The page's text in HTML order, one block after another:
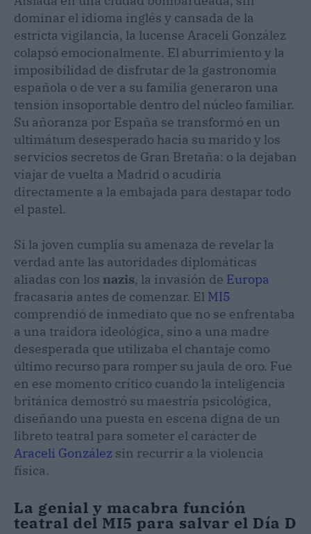
dominar el idioma inglés y cansada de la
estricta vigilancia, la lucense Araceli González
colapsó emocionalmente. El aburrimiento y la
imposibilidad de disfrutar de la gastronomía
española o de ver a su familia generaron una
tensión insoportable dentro del núcleo familiar.
Su añoranza por España se transformó en un
ultimátum desesperado hacia su marido y los
servicios secretos de Gran Bretaña: o la dejaban
viajar de vuelta a Madrid o acudiría
directamente a la embajada para destapar todo
el pastel.
Si la joven cumplía su amenaza de revelar la
verdad ante las autoridades diplomáticas
aliadas con los nazis, la invasión de Europa
fracasaría antes de comenzar. El MI5
comprendió de inmediato que no se enfrentaba
a una traidora ideológica, sino a una madre
desesperada que utilizaba el chantaje como
último recurso para romper su jaula de oro. Fue
en ese momento crítico cuando la inteligencia
británica demostró su maestría psicológica,
diseñando una puesta en escena digna de un
libreto teatral para someter el carácter de
Araceli González sin recurrir a la violencia
física.
La genial y macabra función
teatral del MI5 para salvar el Día D